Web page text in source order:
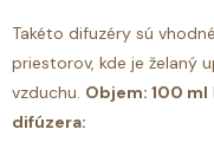
Takéto difuzéry sú
priestorov, kde je želaný
vzduchu. Objem: 100 ml
difúzera: